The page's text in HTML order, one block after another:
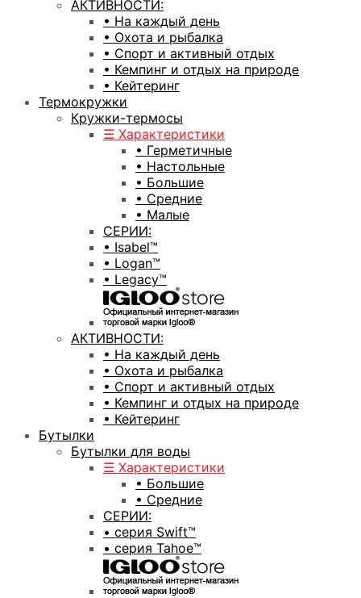
АКТИВНОСТИ:
• На каждый день
• Охота и рыбалка
• Спорт и активный отдых
• Кемпинг и отдых на природе
• Кейтеринг
Термокружки
Кружки-термосы
☰ Характеристики
• Герметичные
• Настольные
• Большие
• Средние
• Малые
СЕРИИ:
• Isabel™
• Logan™
• Legacy™
АКТИВНОСТИ:
• На каждый день
• Охота и рыбалка
• Спорт и активный отдых
• Кемпинг и отдых на природе
• Кейтеринг
Бутылки
Бутылки для воды
☰ Характеристики
• Большие
• Средние
СЕРИИ:
• серия Swift™
• серия Tahoe™